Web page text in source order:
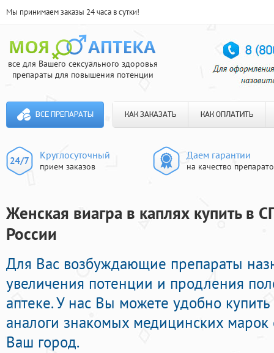
Мы принимаем заказы 24 часа в сутки!
все для Вашего сексуального здоровья
препараты для повышения потенции
ВСЕ ПРЕПАРАТЫ КАК ЗАКАЗАТЬ КАК ОПЛАТИТЬ
Круглосуточный
прием заказов
Даем гарантии
на качество
Женская виагра в каплях купить в
России
Для Вас возбуждающие препараты
увеличения потенции и продления
аптеке. У нас Вы можете удобно
аналоги знакомых медицинских марок
Ваш город.